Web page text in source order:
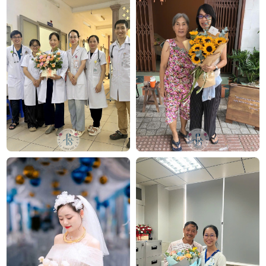
Bliss Bloom là lựa chọn tuyệt vời dành cho những ai
đang tìm kiếm một món quà vừa đẹp, vừa ý nghĩa
lại không quá cầu kỳ. Thiết kế tinh tế cùng sắc hoa
dịu nhẹ khiến chậu lan này trở thành biểu tượng
của sự yêu thương chân thành trong những dịp đặc
biệt.
Công ty TNHH Hoa Tươi FLOWERSIGHT –Shop
hoa tươi TP.HCM
FlowerSight làshop hoachuyên cung cấphoa tươi
HCMvà toàn quốc với dịch vụ giao nhanh, đúng
hẹn. Mỗi sản phẩm là một tác phẩm nghệ thuật
được thiết kế bởi đội ngũ chuyên nghiệp, trong đó có
nhà thiết kế Thanh Thủy Florist.
Chúng tôi mang đến đa dạng mẫu hoa:hoa sinh
nhật ,hoa khai trương hoa cưới đẹp, đặc biệt là các